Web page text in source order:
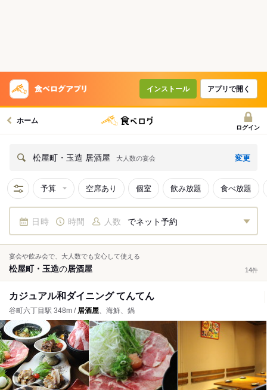
インストール アプリで開く
ホーム
ログイン
松屋町・玉造 居酒屋 大人数の宴会 変更
予算 空席あり 個室 飲み放題 食べ放題
日時 時間 人数 でネット予約
宴会や飲み会で、大人数でも安心して使える
松屋町・玉造の居酒屋 14件
カジュアル和ダイニング てんてん
谷町六丁目駅 348m / 居酒屋、海鮮、鍋